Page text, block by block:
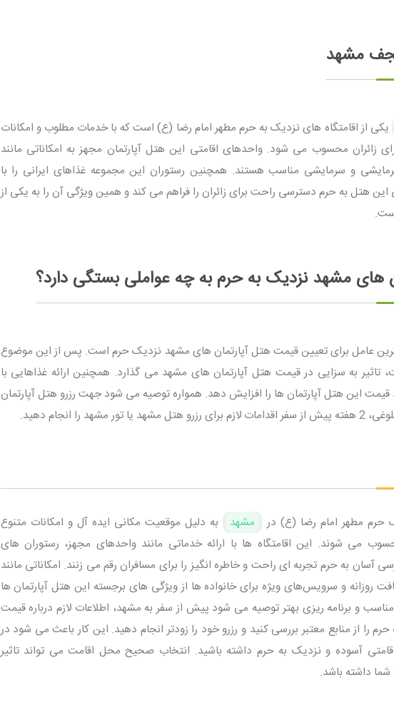
مشهد
یکی از اقامتگاه‌ های نزدیک به حرم مطهر امام رضا (ع) است که با خدمات مطلوب و امکانات
زائران محسوب می‌ شود. واحدهای اقامتی این هتل آپارتمان مجهز به امکاناتی مانند
و سرمایشی مناسب هستند. همچنین رستوران این مجموعه غذاهای ایرانی را با
این هتل به حرم دسترسی راحت برای زائران را فراهم می‌ کند و همین ویژگی آن را به یکی از
های مشهد نزدیک به حرم به چه عواملی بستگی دارد؟
عامل برای تعیین قیمت هتل آپارتمان های مشهد نزدیک حرم است. پس از این موضوع
تاثیر به سزایی در قیمت هتل آپارتمان های مشهد می گذارد. همچنین ارائه غذاهایی با
قیمت این هتل آپارتمان ها را افزایش دهد. همواره توصیه می شود جهت رزرو هتل آپارتمان
را انجام دهید.
حرم مطهر امام رضا (ع) در مشهد
به دلیل موقعیت مکانی ایده‌ آل و امکانات متنوع
می‌ شوند. این اقامتگاه‌ ها با ارائه خدماتی مانند واحدهای مجهز، رستوران‌ های
آسان به حرم تجربه‌ ای راحت و خاطره‌ انگیز را برای مسافران رقم می زنند. امکاناتی مانند
روزانه و سرویس‌های ویژه برای خانواده‌ ها از ویژگی‌ های برجسته این هتل آپارتمان ها
و برنامه‌ ریزی بهتر توصیه می‌ شود پیش از سفر به مشهد، اطلاعات لازم درباره قیمت
را از منابع معتبر بررسی کنید و رزرو خود را زودتر انجام دهید. این کار باعث می‌ شود در
آسوده و نزدیک به حرم داشته باشید. انتخاب صحیح محل اقامت می‌ تواند تاثیر
داشته باشد.